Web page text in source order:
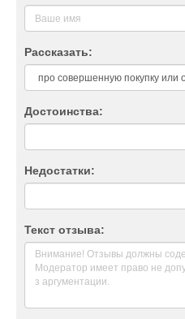
Рассказать:
Достоинства:
Недостатки:
Текст отзыва: